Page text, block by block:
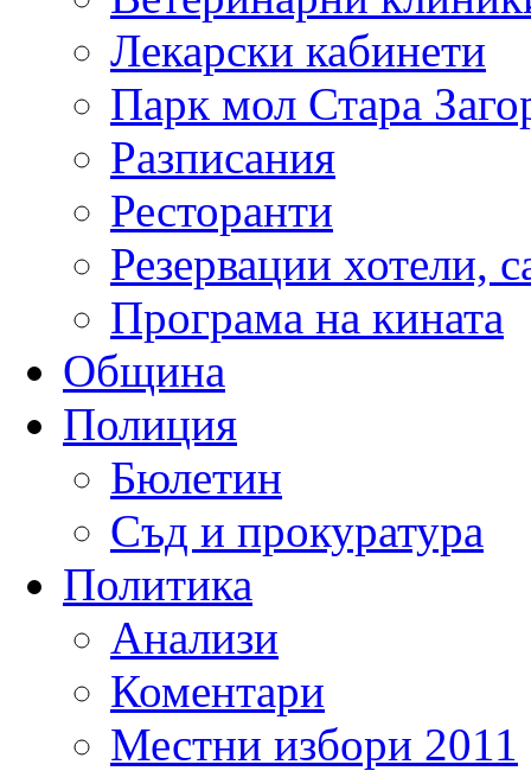
Лекарски кабинети
Парк мол Стара
Разписания
Ресторанти
Резервации хотели,
Програма на кината
Община
Полиция
Бюлетин
Съд и прокуратура
Политика
Анализи
Коментари
Местни избори 2011